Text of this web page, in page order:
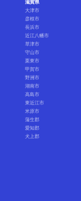
滋賀県
大津市
彦根市
長浜市
近江八幡市
草津市
守山市
栗東市
甲賀市
野洲市
湖南市
高島市
東近江市
米原市
蒲生郡
愛知郡
犬上郡